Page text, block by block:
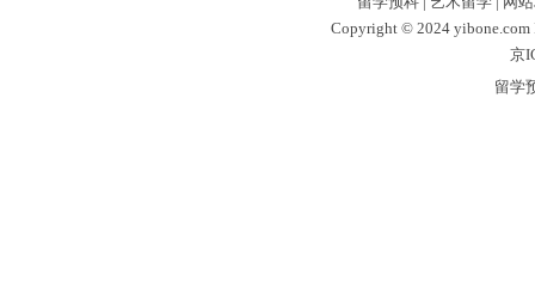
Copyright © 2024 yibone.com
京
留学